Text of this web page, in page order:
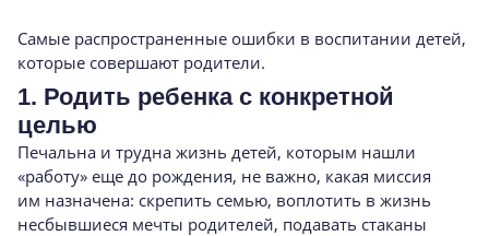
Самые распространенные ошибки в воспитании детей,
которые совершают родители.
1. Родить ребенка с конкретной
целью
Печальна и трудна жизнь детей, которым нашли
«работу» еще до рождения, не важно, какая миссия
им назначена: скрепить семью, воплотить в жизнь
несбывшиеся мечты родителей, подавать стаканы